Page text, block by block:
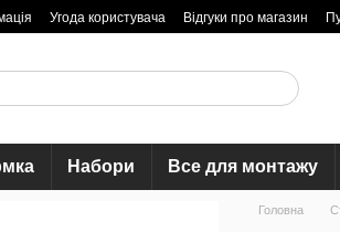
Угода користувача Відгуки про магазин
Набори Все для монтажу
Головна